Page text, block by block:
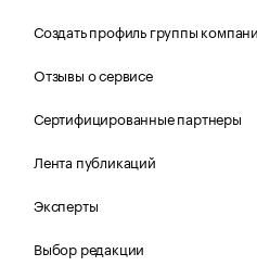
Создать профиль группы
Отзывы о сервисе
Сертифицированные партнеры
Лента публикаций
Эксперты
Выбор редакции